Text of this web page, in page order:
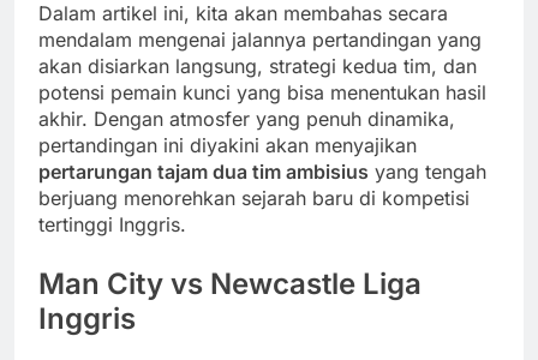
Dalam artikel ini, kita akan membahas secara
mendalam mengenai jalannya pertandingan yang
akan disiarkan langsung, strategi kedua tim, dan
potensi pemain kunci yang bisa menentukan hasil
akhir. Dengan atmosfer yang penuh dinamika,
pertandingan ini diyakini akan menyajikan
pertarungan tajam dua tim ambisius yang tengah
berjuang menorehkan sejarah baru di kompetisi
tertinggi Inggris.
Man City vs Newcastle Liga
Inggris